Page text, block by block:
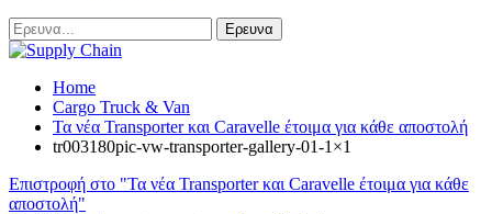
Home
Cargo Truck & Van
Τα νέα Transporter και Caravelle έτοιμα για κάθε αποστολή
tr003180pic-vw-transporter-gallery-01-1×1
Επιστροφή στο "Τα νέα Transporter και Caravelle έτοιμα για κάθε
αποστολή"